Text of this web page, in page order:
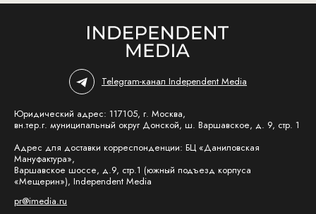
Telegram-канал Independent Media
Юридический адрес: 117105, г. Москва,
вн.тер.г. муниципальный округ Донской, ш. Варшавское, д. 9, стр. 1
Адрес для доставки корреспонденции: БЦ «Даниловская
Мануфактура»,
Варшавское шоссе, д.9, стр.1 (южный подъезд корпуса
«Мещерин»), Independent Media
pr@imedia.ru